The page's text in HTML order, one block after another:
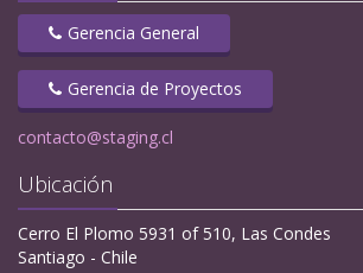
Gerencia General
Gerencia de Proyectos
contacto@staging.cl
Ubicación
Cerro El Plomo 5931 of 510, Las Condes
Santiago - Chile